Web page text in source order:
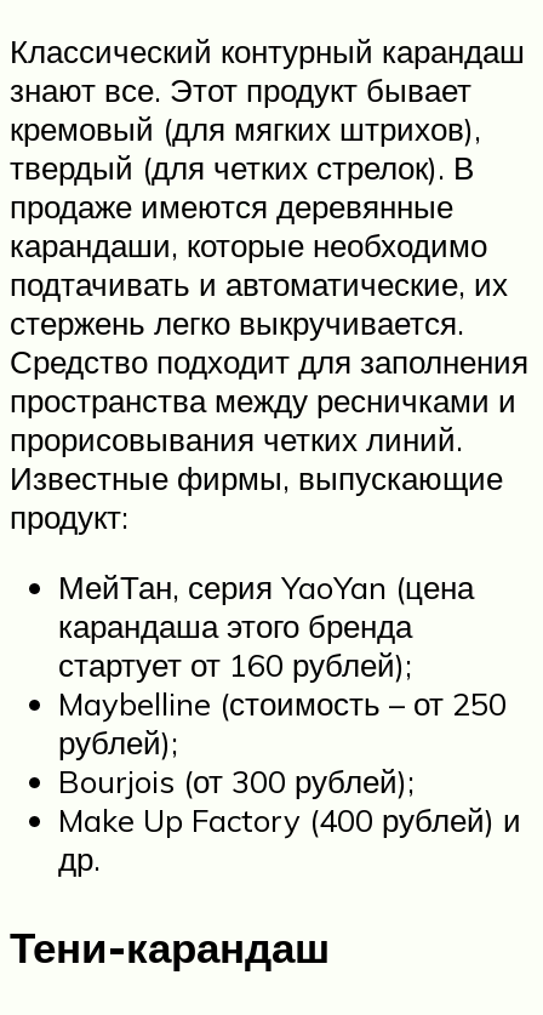
Классический контурный карандаш
знают все. Этот продукт бывает
кремовый (для мягких штрихов),
твердый (для четких стрелок). В
продаже имеются деревянные
карандаши, которые необходимо
подтачивать и автоматические, их
стержень легко выкручивается.
Средство подходит для заполнения
пространства между ресничками и
прорисовывания четких линий.
Известные фирмы, выпускающие
продукт:
МейТан, серия YaoYan (цена
карандаша этого бренда
стартует от 160 рублей);
Maybelline (стоимость – от 250
рублей);
Bourjois (от 300 рублей);
Make Up Factory (400 рублей) и
др.
Тени-карандаш